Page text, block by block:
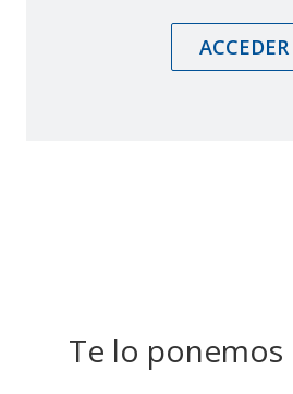
ACCEDER
Te lo ponemos